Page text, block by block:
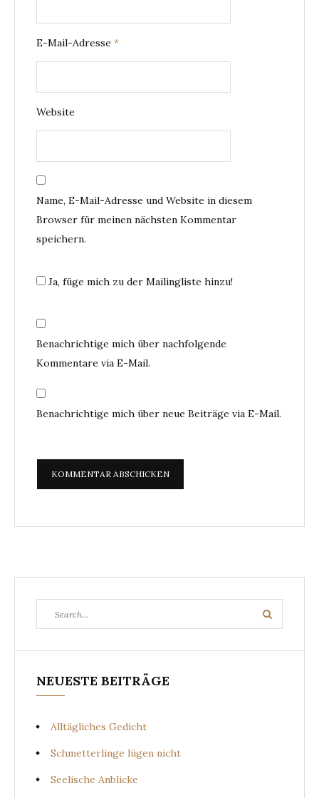
E-Mail-Adresse *
Website
Name, E-Mail-Adresse und Website in diesem
Browser für meinen nächsten Kommentar
speichern.
Ja, füge mich zu der Mailingliste hinzu!
Benachrichtige mich über nachfolgende
Kommentare via E-Mail.
Benachrichtige mich über neue Beiträge via E-Mail.
for:
Search
NEUESTE BEITRÄGE
Alltägliches Gedicht
Schmetterlinge lügen nicht
Seelische Anblicke